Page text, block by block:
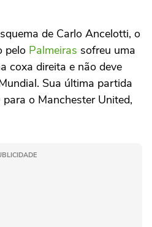
de Carlo Ancelotti, o
pelo Palmeiras sofreu uma
coxa direita e não deve
Sua última partida
o Manchester United,